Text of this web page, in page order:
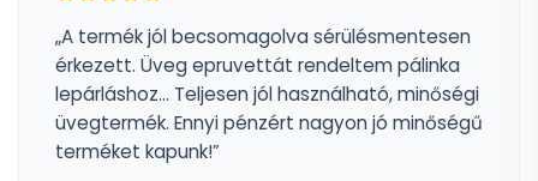
„A termék jól becsomagolva sérülésmentesen
érkezett. Üveg epruvettát rendeltem pálinka
lepárláshoz... Teljesen jól használható, minőségi
üvegtermék. Ennyi pénzért nagyon jó minőségű
terméket kapunk!”